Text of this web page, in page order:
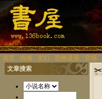
首页 情感 玄幻 恐怖灵异 官场
文章搜索